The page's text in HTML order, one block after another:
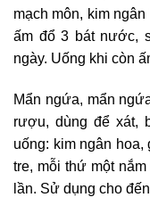
mạch môn, kim
ấm đổ 3 bát nước,
ngày. Uống khi còn
Mẩn ngứa, mẩn
rượu, dùng để xát,
uống: kim ngân hoa,
tre, mỗi thứ một
lần. Sử dụng cho